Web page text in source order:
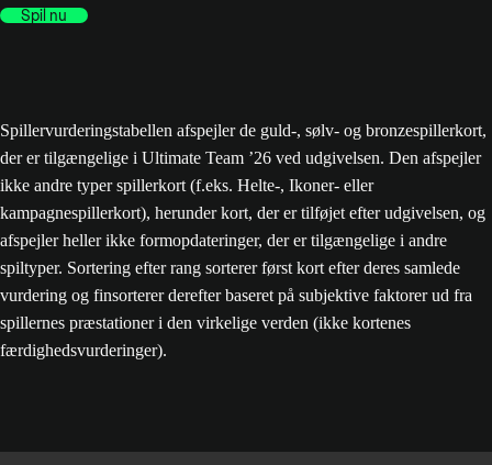
Spil nu
Spillervurderingstabellen afspejler de guld-, sølv- og bronzespillerkort,
der er tilgængelige i Ultimate Team ’26 ved udgivelsen. Den afspejler
ikke andre typer spillerkort (f.eks. Helte-, Ikoner- eller
kampagnespillerkort), herunder kort, der er tilføjet efter udgivelsen, og
afspejler heller ikke formopdateringer, der er tilgængelige i andre
spiltyper. Sortering efter rang sorterer først kort efter deres samlede
vurdering og finsorterer derefter baseret på subjektive faktorer ud fra
spillernes præstationer i den virkelige verden (ikke kortenes
færdighedsvurderinger).